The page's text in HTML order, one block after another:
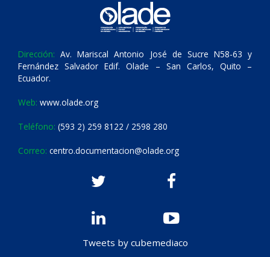
Dirección: Av. Mariscal Antonio José de Sucre N58-63 y
Fernández Salvador Edif. Olade – San Carlos, Quito –
Ecuador.
Web: www.olade.org
Teléfono: (593 2) 259 8122 / 2598 280
Correo: centro.documentacion@olade.org
Tweets by cubemediaco